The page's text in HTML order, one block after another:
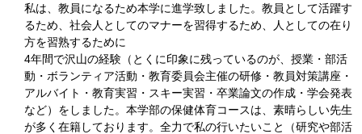
私は、教員になるため本学に進学致しました。教員として活躍す
るため、社会人としてのマナーを習得するため、人としての在り
方を習熟するために
4年間で沢山の経験（とくに印象に残っているのが、授業・部活
動・ボランティア活動・教育委員会主催の研修・教員対策講座・
アルバイト・教育実習・スキー実習・卒業論文の作成・学会発表
など）をしました。本学部の保健体育コースは、素晴らしい先生
が多く在籍しております。全力で私の行いたいこと（研究や部活